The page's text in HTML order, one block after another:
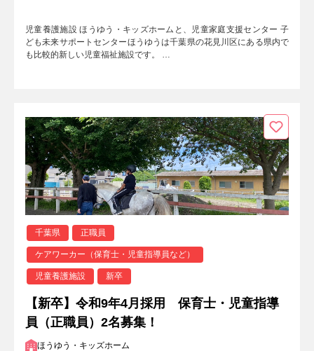
児童養護施設 ほうゆう・キッズホームと、児童家庭支援センター 子
ども未来サポートセンターほうゆうは千葉県の花見川区にある県内で
も比較的新しい児童福祉施設です。 …
千葉県 正職員
ケアワーカー（保育士・児童指導員など）
児童養護施設 新卒
【新卒】令和9年4月採用 保育士・児童指導
員（正職員）2名募集！
ほうゆう・キッズホーム